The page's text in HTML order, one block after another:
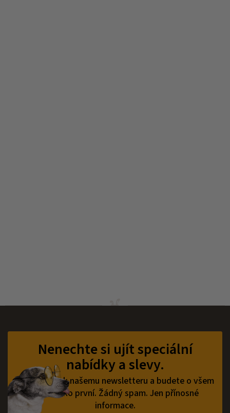
Nenechte si ujít speciální
nabídky a slevy.
Přihlaste se k našemu newsletteru a budete o všem
vědět jako první. Žádný spam. Jen přínosné
informace.